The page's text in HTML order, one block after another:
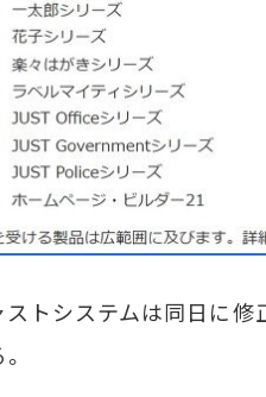
トシステムは同日に修